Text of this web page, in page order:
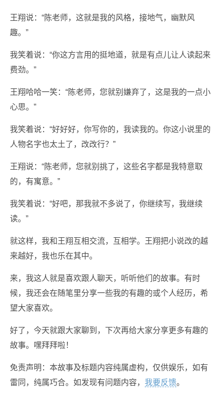
王翔说：“陈老师，这就是我的风格，接地气，幽默风
趣。”
我笑着说：“你这方言用的挺地道，就是有点儿让人读起来
费劲。”
王翔哈哈一笑：“陈老师，您就别嫌弃了，这是我的一点小
心思。”
我笑着说：“好好好，你写你的，我读我的。你这小说里的
人物名字也太土了，改改行？”
王翔说：“陈老师，您就别挑了，这些名字都是我特意取
的，有寓意。”
我笑着说：“好吧，那我就不多说了，你继续写，我继续
读。”
就这样，我和王翔互相交流，互相学。王翔把小说改的越
来越好，我也乐在其中。
来，我这人就是喜欢跟人聊天，听听他们的故事。有时
候，我还会在随笔里分享一些我的有趣的或个人经历，希
望大家喜欢。
好了，今天就跟大家聊到，下次再给大家分享更多有趣的
故事。嘿拜拜啦！
免责声明：本故事及标题内容纯属虚构，仅供娱乐，如有
雷同，纯属巧合。如发现有问题内容， 我要反馈。